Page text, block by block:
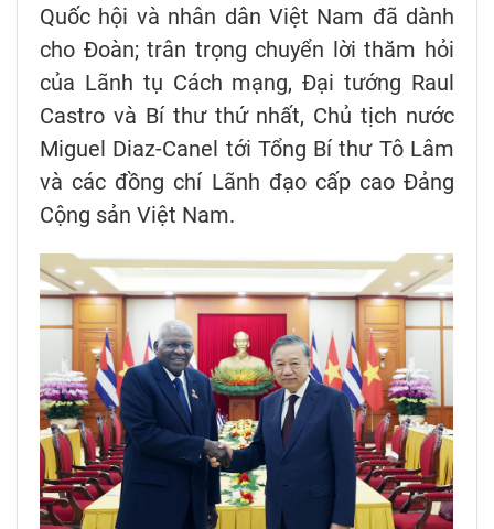
Quốc hội và nhân dân Việt Nam đã dành
cho Đoàn; trân trọng chuyển lời thăm hỏi
của Lãnh tụ Cách mạng, Đại tướng Raul
Castro và Bí thư thứ nhất, Chủ tịch nước
Miguel Diaz-Canel tới Tổng Bí thư Tô Lâm
và các đồng chí Lãnh đạo cấp cao Đảng
Cộng sản Việt Nam.